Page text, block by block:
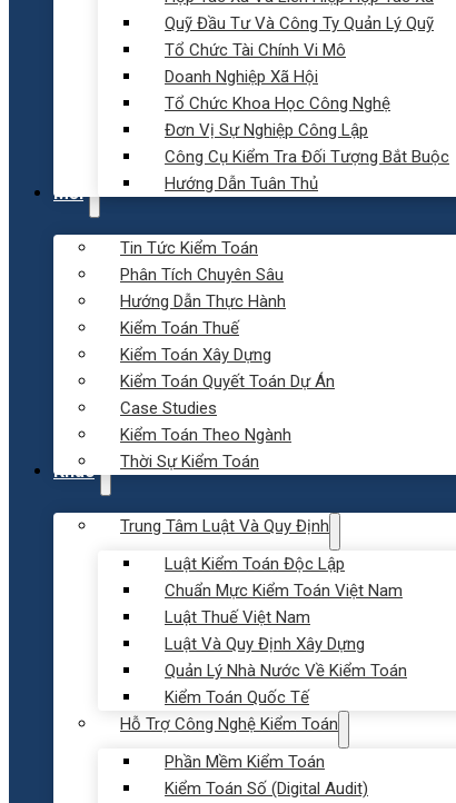
Quỹ Đầu Tư Và Công Ty Quản Lý Quỹ
Tổ Chức Tài Chính Vi Mô
Doanh Nghiệp Xã Hội
Tổ Chức Khoa Học Công Nghệ
Đơn Vị Sự Nghiệp Công Lập
Công Cụ Kiểm Tra Đối Tượng Bắt Buộc
Hướng Dẫn Tuân Thủ
Mới
Tin Tức Kiểm Toán
Phân Tích Chuyên Sâu
Hướng Dẫn Thực Hành
Kiểm Toán Thuế
Kiểm Toán Xây Dựng
Kiểm Toán Quyết Toán Dự Án
Case Studies
Kiểm Toán Theo Ngành
Thời Sự Kiểm Toán
Khác
Trung Tâm Luật Và Quy Định
Luật Kiểm Toán Độc Lập
Chuẩn Mực Kiểm Toán Việt Nam
Luật Thuế Việt Nam
Luật Và Quy Định Xây Dựng
Quản Lý Nhà Nước Về Kiểm Toán
Kiểm Toán Quốc Tế
Hỗ Trợ Công Nghệ Kiểm Toán
Phần Mềm Kiểm Toán
Kiểm Toán Số (Digital Audit)